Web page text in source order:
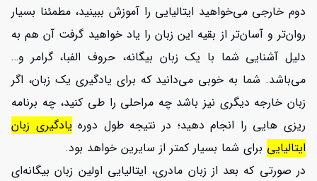
دوم خارجی می‌خواهید ایتالیایی را آموزش ببینید، مطمئنا بسیار
روان‌تر و آسان‌تر از بقیه این زبان را یاد خواهید گرفت آن هم به
دلیل آشنایی شما با یک زبان بیگانه، حروف الفبا، گرامر و…
می‌باشد. شما به خوبی می‌دانید که برای یادگیری یک زبان، اگر
زبان خارجه دیگری نیز باشد چه مراحلی را طی کنید، چه برنامه
ریزی هایی را انجام دهید؛ در نتیجه طول دوره یادگیری زبان
ایتالیایی برای شما بسیار کمتر از سایرین خواهد بود.
در صورتی که بعد از زبان مادری، ایتالیایی اولین زبان بیگانه‌ای